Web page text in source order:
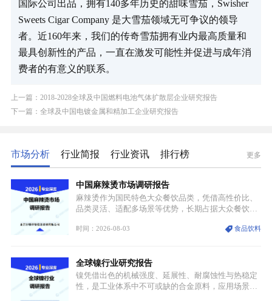
国际公司出品，拥有140多年历史的甜味雪茄，Swisher
Sweets Cigar Company 是大雪茄领域无可争议的领导
者。近160年来，我们的传奇雪茄拥有业内最高质量和
最具创新性的产品，一直在激发可能性并促进与成年消
费者的有意义的联系。
上一篇：2018-2028全球及中国燃料电池气体扩散层企业研究报告
下一篇：全球及中国电镀金属和精加工企业研究报告
市场分析 行业简报 行业资讯 排行榜 更多
中国麻辣烫市场调研报告
麻辣烫作为国民特色大众餐饮品类，凭借高性价比、
品类灵活、适配多场景等优势，长期占据大众餐饮重
型，叠加消费需求升级、线上流量变革、新零售业态
特点，在消费、创业、政策、技术多重驱动下，依旧
具备强劲的发展活力。
时间：2026-08-03 食品饮料
全球镍行业研究报告
镍凭借出色的机械强度、延展性、耐腐蚀性与热稳定
性，是工业体系中不可或缺的合金原料，应用场景横